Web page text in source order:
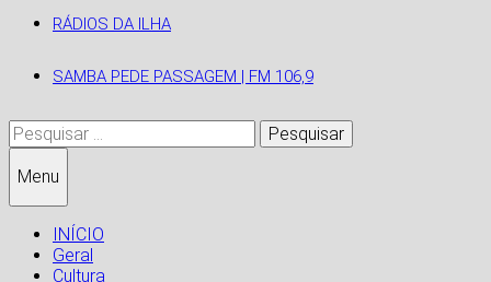
RÁDIOS DA ILHA
SAMBA PEDE PASSAGEM | FM 106,9
Pesquisar
por:
Menu
INÍCIO
Geral
Cultura